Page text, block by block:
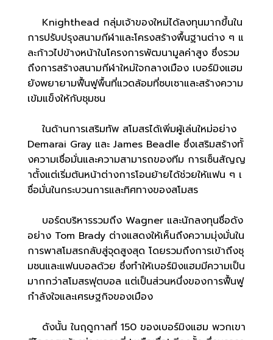
Knighthead กลุ่มเจ้าของใหม่ได้ลงทุนมากขึ้นใน
การปรับปรุงสนามกีฬาและโครงสร้างพื้นฐานต่าง ๆ แ
ละก้าวไปข้างหน้าในโครงการพัฒนามูลค่าสูง ซึ่งรวม
ถึงการสร้างสนามกีฬาใหม่ใจกลางเมือง เบอร์มิงแฮม
ยังพยายามฟื้นฟูพื้นที่แวดล้อมที่ซบเซาและสร้างความ
เข้มแข็งให้กับชุมชน
ในด้านการเสริมทัพ สโมสรได้เพิ่มผู้เล่นใหม่อย่าง
Demarai Gray และ James Beadle ซึ่งเสริมสร้างทั้
งความเชื่อมั่นและความสามารถของทีม การเซ็นสัญญ
าตั้งแต่เริ่มต้นหน้าต่างการโอนย้ายได้ช่วยให้แฟน ๆ เ
ชื่อมั่นในกระบวนการและทิศทางของสโมสร
บอร์ดบริหารรวมถึง Wagner และนักลงทุนชื่อดัง
อย่าง Tom Brady ต่างแสดงให้เห็นถึงความมุ่งมั่นใน
การพาสโมสรกลับสู่จุดสูงสุด โดยรวมถึงการเข้าถึงชุ
มชนและแฟนบอลด้วย ซึ่งทำให้เบอร์มิงแฮมมีความเป็น
มากกว่าสโมสรฟุตบอล แต่เป็นส่วนหนึ่งของการฟื้นฟู
กำลังใจและเศรษฐกิจของเมือง
ดังนั้น ในฤดูกาลที่ 150 ของเบอร์มิงแฮม พวกเขา